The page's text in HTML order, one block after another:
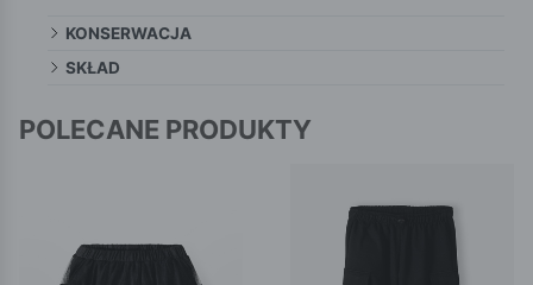
KONSERWACJA
SKŁAD
POLECANE PRODUKTY